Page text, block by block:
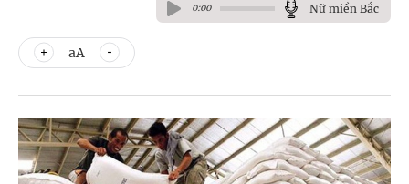
0:00 Nữ miền Bắc
aA